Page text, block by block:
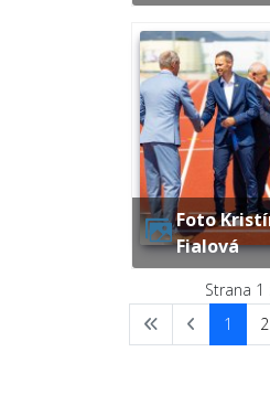
Foto Kristína
Fialová
Strana 1
1
2